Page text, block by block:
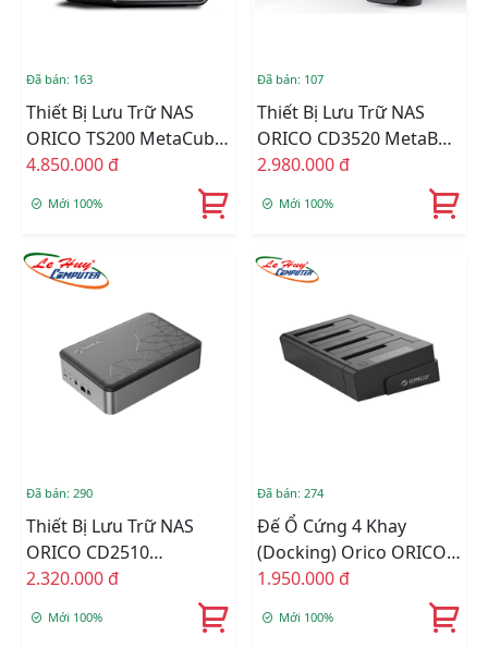
Đã bán: 163
Thiết Bị Lưu Trữ NAS
ORICO TS200 MetaCube
2 Bay (TS200-EU-GY-BP)
4.850.000 đ
Mới 100%
Đã bán: 107
Thiết Bị Lưu Trữ NAS
ORICO CD3520 MetaBox
Mini 1 Bay (CD3520-EU-
2.980.000 đ
Mới 100%
Đã bán: 290
Thiết Bị Lưu Trữ NAS
ORICO CD2510
MetaCube Mini 1 Bay
2.320.000 đ
Mới 100%
Đã bán: 274
Đế Ổ Cứng 4 Khay
(Docking) Orico ORICO
6648US3-C-BK SSD/HDD
1.950.000 đ
Mới 100%